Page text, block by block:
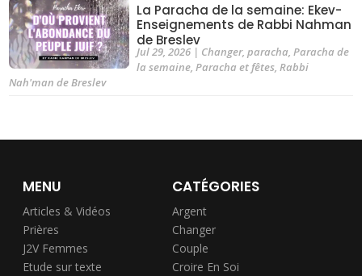
La Paracha de la semaine: Ekev-
Enseignements de Rabbi Nahman
de Breslev
Jul 29, 2026| Changer, paracha, Paracha de
la semaine, Paracha et fêtes, Rabbi
Nah'man de Breslev
MENU
Articles & Vidéos
Prières
J2V Femmes
Etude sur texte
CATÉGORIES
Argent
Changer
Couple
Croire En Soi